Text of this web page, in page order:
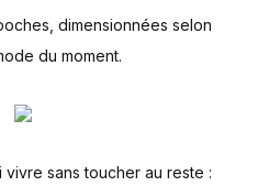
dimensionnées selon
du moment.
vivre sans toucher au reste :